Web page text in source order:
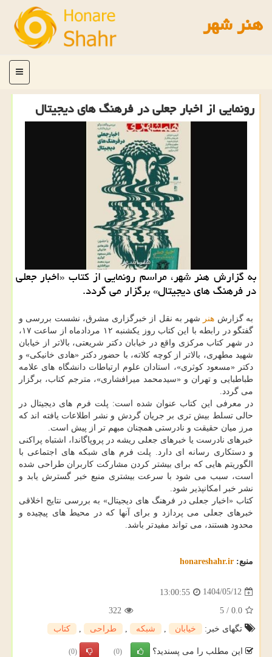
هنر شهر
منو
رونمایی از اخبار جعلی در فرهنگ های دیجیتال
به گزارش هنر شهر، مراسم رونمایی از کتاب «اخبار جعلی
در فرهنگ های دیجیتال» برگزار می گردد.
به گزارش هنر شهر به نقل از خبرگزاری مشرق، نشست بررسی و
گفتگو در رابطه با این کتاب روز یکشنبه ۱۲ مردادماه از ساعت ۱۷،
در شهر کتاب مرکزی واقع در خیابان دکتر شریعتی، بالاتر از خیابان
شهید مطهری، بالاتر از کوچه کلاته، با حضور دکتر «هادی خانیکی» و
دکتر «مسعود کوثری»، استادان علوم ارتباطات دانشگاه های علامه
طباطبایی و تهران و «سیدمحمد میرافشاری»، مترجم کتاب، برگزار
می گردد.
در معرفی این کتاب عنوان شده است: پلت فرم های دیجیتال در
حالی تسلط بیش تری بر جریان گردش و نشر اطلاعات یافته اند که
مرز میان حقیقت و نادرستی همچنان مبهم تر از پیش است.
خبرهای نادرست یا خبرهای جعلی ریشه در پروپاگاندا، اشتباه پراکنی
و دستکاری رسانه ای دارد. پلت فرم های شبکه های اجتماعی با
الگوریتم هایی که برای بیشتر کردن مشارکت کاربران طراحی شده
است، سبب می شود با سرعت بیشتری منبع خبر گسترش یابد و
نشر خبر امکانپذیر شود.
کتاب «اخبار جعلی در فرهنگ های دیجیتال» به بررسی نتایج اخلاقی
خبرهای جعلی می پردازد و برای آنها که در محیط های پیچیده و
محدود هستند، می تواند مفیدتر باشد.
منبع: honareshahr.ir
1404/05/12
13:00:55
0.0
/
5
322
تگهای خبر:
خیابان شبكه طراحی كتاب
این مطلب را می پسندید؟ (0)
(0)